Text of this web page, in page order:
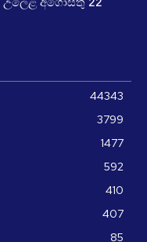
අගෝස්තු 22
44343
3799
1477
592
410
407
85